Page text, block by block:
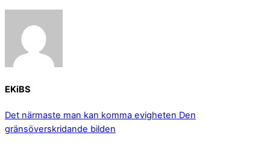
EKiBS
Det närmaste man kan komma evigheten Den
gränsöverskridande bilden